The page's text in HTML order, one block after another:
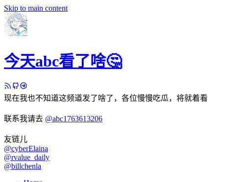
Skip to main content
今天abc看了啥🤔
现在我也不知道这频道发了啥了，各位慢慢吃瓜，将就着看
联系我请去 @abc1763613206
友链儿
@cyberElaina
@rvalue_daily
@billchenla